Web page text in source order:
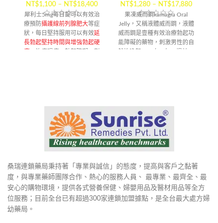
NT$1,100 – NT$18,400
犀利士5mg每日錠可以有效治
療預防攝護線前列腺肥大等症
狀，每日堅持服用可以有效延
長勃起堅持時間與增強勃起硬
NT$1,280 – NT$17,880
果凍威而鋼kamagra Oral
Jelly，又稱液體威而鋼，液體
威而鋼是壹種有效治療勃起功
能障礙的藥物，刺激男性的自
桑瑞連鎖藥局秉持著「專業與誠信」的態度，提高與客戶之黏著
度，與專業藥師團隊合作、熱心的服務人員、 最專業、最齊全、最
安心的購物環境，提供各式營養保健、婦嬰用品及醫材用品等全方
位服務；目前全台已有超過300家連鎖加盟據點，是全台最大處方婦
幼藥局。